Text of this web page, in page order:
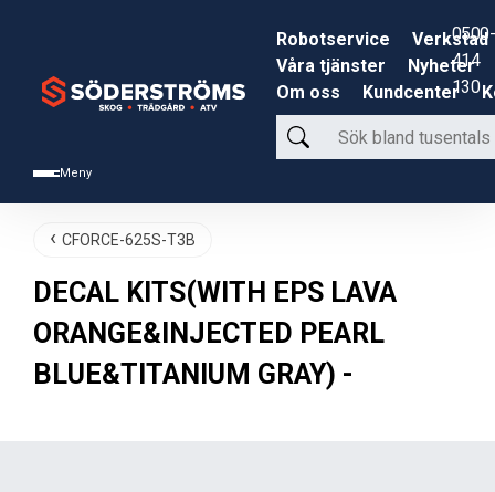
Meny
Robotservice
Verkstad
Våra tjänster
Nyheter
Om oss
Kundcenter
Sök
bland
produkter
0500-
414
130
CFORCE-625S-T3B
DECAL KITS(WITH EPS LAVA
ORANGE&INJECTED PEARL
BLUE&TITANIUM GRAY) -